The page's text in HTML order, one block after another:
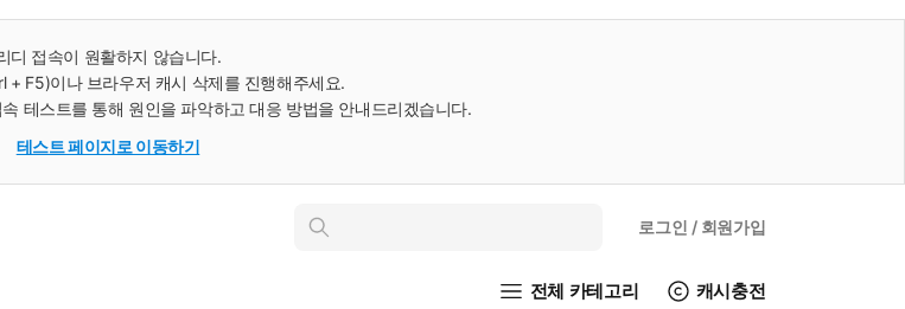
디 접속이 원활하지 않습니다.
+ F5)이나 브라우저 캐시 삭제를 진행해주세요.
테스트를 통해 원인을 파악하고 대응 방법을 안내드리겠습니다.
테스트 페이지로 이동하기
인
로그인 / 회원가입
전체 카테고리 캐시충전